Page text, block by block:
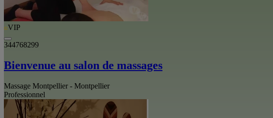
VIP
344768299
Bienvenue au salon de massages
Massage Montpellier - Montpellier
Professionnel